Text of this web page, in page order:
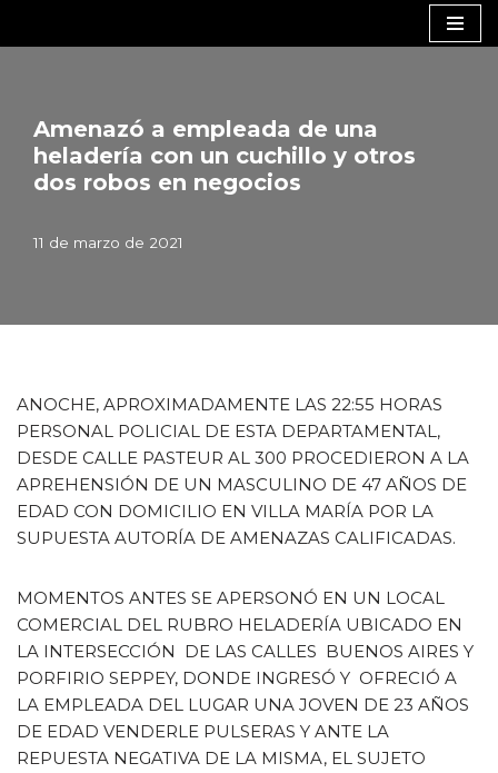
Amenazó a empleada de una
heladería con un cuchillo y otros
dos robos en negocios
11 de marzo de 2021
ANOCHE, APROXIMADAMENTE LAS 22:55 HORAS
PERSONAL POLICIAL DE ESTA DEPARTAMENTAL,
DESDE CALLE PASTEUR AL 300 PROCEDIERON A LA
APREHENSIÓN DE UN MASCULINO DE 47 AÑOS DE
EDAD CON DOMICILIO EN VILLA MARÍA POR LA
SUPUESTA AUTORÍA DE AMENAZAS CALIFICADAS.
MOMENTOS ANTES SE APERSONÓ EN UN LOCAL
COMERCIAL DEL RUBRO HELADERÍA UBICADO EN
LA INTERSECCIÓN DE LAS CALLES BUENOS AIRES Y
PORFIRIO SEPPEY, DONDE INGRESÓ Y OFRECIÓ A
LA EMPLEADA DEL LUGAR UNA JOVEN DE 23 AÑOS
DE EDAD VENDERLE PULSERAS Y ANTE LA
REPUESTA NEGATIVA DE LA MISMA, EL SUJETO